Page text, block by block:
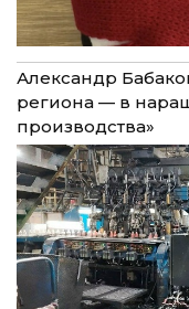
Александр
региона — в
производства»